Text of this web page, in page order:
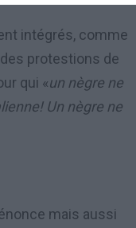
intégrés, comme
protestions de
qui «un nègre ne
Un nègre ne
mais aussi